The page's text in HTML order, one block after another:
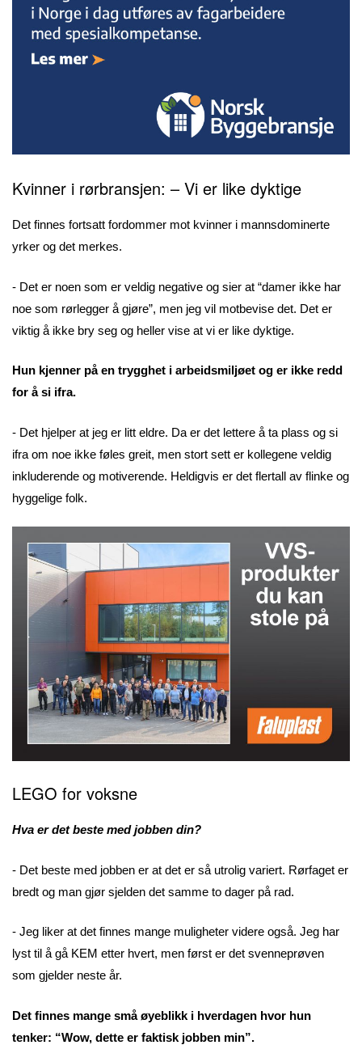
Kvinner i rørbransjen: – Vi er like dyktige
Det finnes fortsatt fordommer mot kvinner i mannsdominerte
yrker og det merkes.
- Det er noen som er veldig negative og sier at “damer ikke har
noe som rørlegger å gjøre”, men jeg vil motbevise det. Det er
viktig å ikke bry seg og heller vise at vi er like dyktige.
Hun kjenner på en trygghet i arbeidsmiljøet og er ikke redd
for å si ifra.
- Det hjelper at jeg er litt eldre. Da er det lettere å ta plass og si
ifra om noe ikke føles greit, men stort sett er kollegene veldig
inkluderende og motiverende. Heldigvis er det flertall av flinke og
hyggelige folk.
LEGO for voksne
Hva er det beste med jobben din?
- Det beste med jobben er at det er så utrolig variert. Rørfaget er
bredt og man gjør sjelden det samme to dager på rad.
- Jeg liker at det finnes mange muligheter videre også. Jeg har
lyst til å gå KEM etter hvert, men først er det svenneprøven
som gjelder neste år.
Det finnes mange små øyeblikk i hverdagen hvor hun
tenker: “Wow, dette er faktisk jobben min”.